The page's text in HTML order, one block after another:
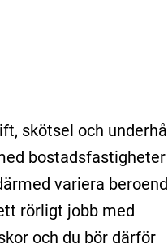
skötsel och
bostadsfastigheter
variera
rörligt jobb med
och du bör därför